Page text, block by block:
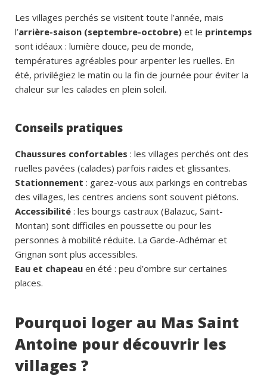
Les villages perchés se visitent toute l’année, mais
l’arrière-saison (septembre-octobre) et le printemps
sont idéaux : lumière douce, peu de monde,
températures agréables pour arpenter les ruelles. En
été, privilégiez le matin ou la fin de journée pour éviter la
chaleur sur les calades en plein soleil.
Conseils pratiques
Chaussures confortables : les villages perchés ont des
ruelles pavées (calades) parfois raides et glissantes.
Stationnement : garez-vous aux parkings en contrebas
des villages, les centres anciens sont souvent piétons.
Accessibilité : les bourgs castraux (Balazuc, Saint-
Montan) sont difficiles en poussette ou pour les
personnes à mobilité réduite. La Garde-Adhémar et
Grignan sont plus accessibles.
Eau et chapeau en été : peu d’ombre sur certaines
places.
Pourquoi loger au Mas Saint
Antoine pour découvrir les
villages ?